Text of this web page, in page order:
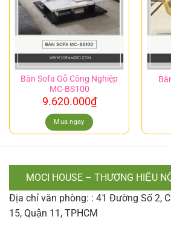
Bàn Sofa Gỗ Công Nghiệp
MC-BS100
9.620.000₫
Mua ngay
MOCI HOUSE – THƯƠNG HIỆU
Địa chỉ văn phòng: : 41 Đường Số 2,
15, Quận 11, TPHCM